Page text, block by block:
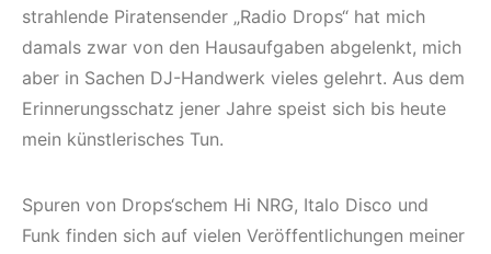
strahlende Piratensender „Radio Drops“ hat mich
damals zwar von den Hausaufgaben abgelenkt, mich
aber in Sachen DJ-Handwerk vieles gelehrt. Aus dem
Erinnerungsschatz jener Jahre speist sich bis heute
mein künstlerisches Tun.
Spuren von Drops‘schem Hi NRG, Italo Disco und
Funk finden sich auf vielen Veröffentlichungen meiner